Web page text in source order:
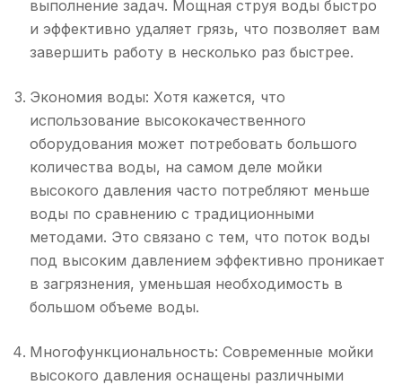
выполнение задач. Мощная струя воды быстро
и эффективно удаляет грязь, что позволяет вам
завершить работу в несколько раз быстрее.
Экономия воды: Хотя кажется, что
использование высококачественного
оборудования может потребовать большого
количества воды, на самом деле мойки
высокого давления часто потребляют меньше
воды по сравнению с традиционными
методами. Это связано с тем, что поток воды
под высоким давлением эффективно проникает
в загрязнения, уменьшая необходимость в
большом объеме воды.
Многофункциональность: Современные мойки
высокого давления оснащены различными